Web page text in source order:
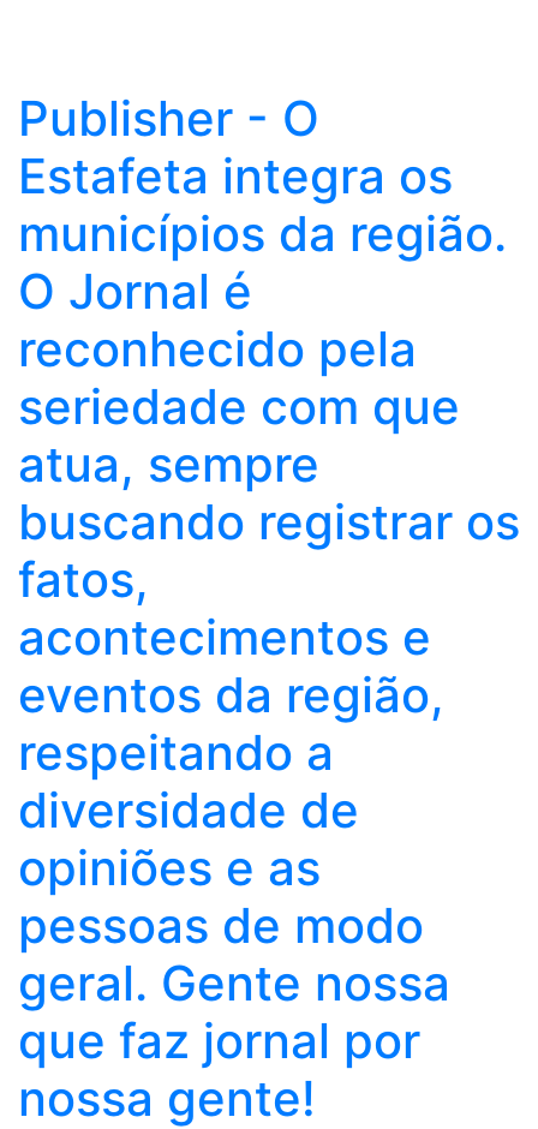
Publisher - O
Estafeta integra os
municípios da região.
O Jornal é
reconhecido pela
seriedade com que
atua, sempre
buscando registrar os
fatos,
acontecimentos e
eventos da região,
respeitando a
diversidade de
opiniões e as
pessoas de modo
geral. Gente nossa
que faz jornal por
nossa gente!